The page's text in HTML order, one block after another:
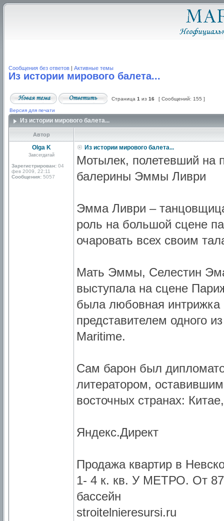
Сообщения без ответов | Активные темы
Из истории мирового балета...
Страница 1 из 16 [ Сообщений: 155 ]
Версия для печати
Из истории мирового балета...
Автор
Olga K
Завсегдатай
Зарегистрирован: 04
фев 2009, 22:11
Сообщения: 5057
Из истории мирового балета...
Мотылек, полетевший на
балерины Эммы Ливри
Эмма Ливри –
роль на большой сцене
очаровать всех своим
Мать Эммы, Селестин
выступала на сцене
была любовная
представителем одного
Maritime.
Сам барон был
литератором,
восточных странах:
Яндекс.Директ
Продажа квартир в
1- 4 к. кв. У МЕТРО. От 87
бассейн
stroitelnieresursi.ru